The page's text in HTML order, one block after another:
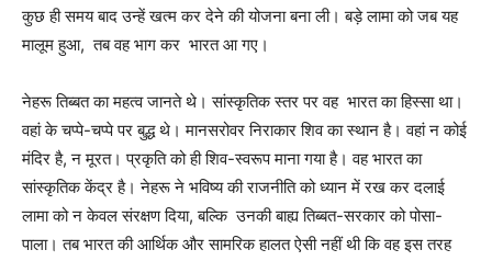
कुछ ही समय बाद उन्हें खत्म कर देने की योजना बना ली। बड़े लामा को जब यह
मालूम हुआ, तब वह भाग कर भारत आ गए।
नेहरू तिब्बत का महत्व जानते थे। सांस्कृतिक स्तर पर वह भारत का हिस्सा था।
वहां के चप्पे-चप्पे पर बुद्ध थे। मानसरोवर निराकार शिव का स्थान है। वहां न कोई
मंदिर है, न मूरत। प्रकृति को ही शिव-स्वरूप माना गया है। वह भारत का
सांस्कृतिक केंद्र है। नेहरू ने भविष्य की राजनीति को ध्यान में रख कर दलाई
लामा को न केवल संरक्षण दिया, बल्कि उनकी बाह्य तिब्बत-सरकार को पोसा-
पाला। तब भारत की आर्थिक और सामरिक हालत ऐसी नहीं थी कि वह इस तरह